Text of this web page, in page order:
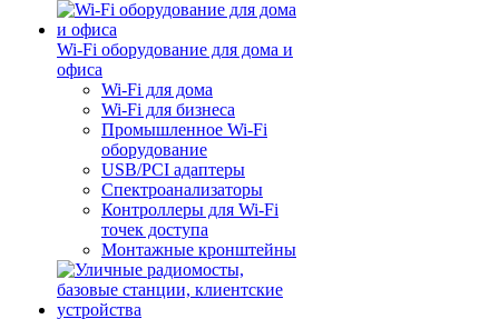
Wi-Fi оборудование для дома и
офиса
Wi-Fi для дома
Wi-Fi для бизнеса
Промышленное Wi-Fi
оборудование
USB/PCI адаптеры
Cпектроанализаторы
Контроллеры для Wi-Fi
точек доступа
Монтажные кронштейны